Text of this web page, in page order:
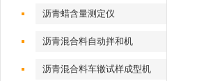
沥青蜡含量测定仪
沥青混合料自动拌和机
沥青混合料车辙试样成型机